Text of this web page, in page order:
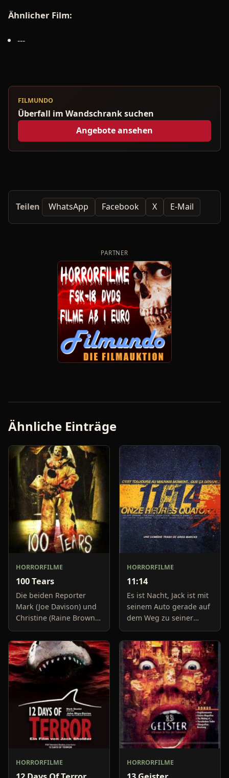
Ähnlicher Film:
---
FILMUNDO
Überfall im Wandschrank suchen
Angebote ansehen
Teilen WhatsApp Facebook X E-Mail
PARTNER
Ähnliche Einträge
HORRORFILME
100 Tears
Die beiden Reporter
Mark (Joe Davison) und
Christine (Raine Brown)
haben keine Lust mehr
auf belanglose
Boulevard-Meldungen
und befassen sich
neuerdings mit Se
HORRORFILME
11:14
Es ist Nacht, Jack ist mit
seinem Auto gerade auf
dem Weg zu seiner
Freundin, um diese
abzuholen. Die Uhr im
Auto springt auf 11:14h,
genau in dem Moment
fäll
HORRORFILME HORRORFILME